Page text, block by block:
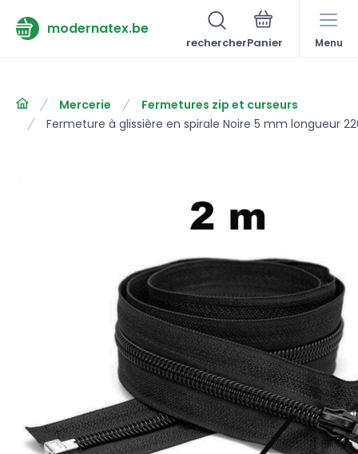
modernatex.be
rechercher Menu
Mercerie
Fermetures zip et curseurs
Fermeture à glissière en spirale Noire 5 mm longueur